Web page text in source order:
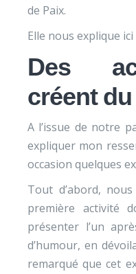
de Paix.
Elle nous explique
Des
créent
A l’issue de notre
expliquer mon
occasion quelques
Tout d’abord,
première activité
présenter l’un
d’humour, en
remarqué que cet